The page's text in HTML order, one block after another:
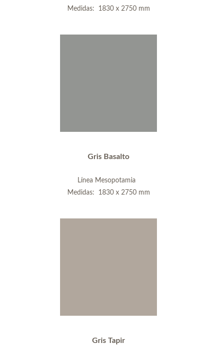
Medidas: 1830 x 2750 mm
Gris Basalto
Línea Mesopotamia
Medidas: 1830 x 2750 mm
Gris Tapir